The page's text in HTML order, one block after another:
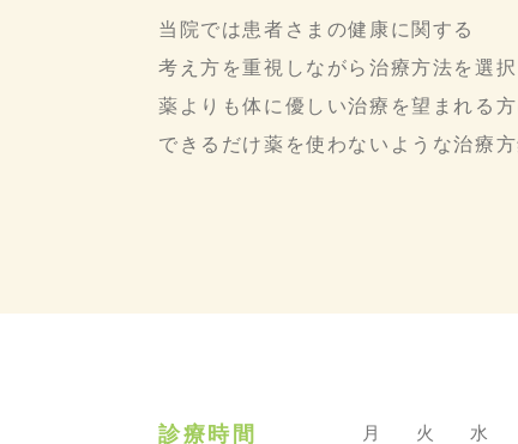
当院では患者さまの健康に関する
考え方を重視しながら治療方法を選択
薬よりも体に優しい治療を望まれる
できるだけ薬を使わないような治療方
診療時間 月 火 水